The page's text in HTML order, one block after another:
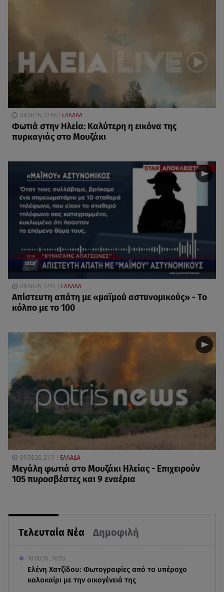
Τελευταία Νέα Δημοφιλή
10.08.26 , 10:53
Ελένη Χατζίδου: Φωτογραφίες από το υπέροχο
καλοκαίρι με την οικογένειά της
09.08.26, 22:58 ΕΛΛΑΔΑ
Φωτιά στην Ηλεία: Καλύτερη η εικόνα της
πυρκαγιάς στο Μουζάκι
09.08.26, 22:14 ΕΛΛΑΔΑ
Απίστευτη απάτη με «μαϊμού αστυνομικούς» - Το
κόλπο με το 100
09.08.26, 21:11 ΕΛΛΑΔΑ
Μεγάλη φωτιά στο Μουζάκι Ηλείας - Επιχειρούν
105 πυροσβέστες και 9 εναέρια